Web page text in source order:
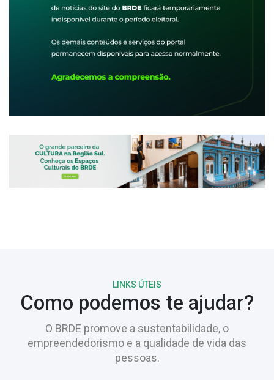
LINKS ÚTEIS
Como podemos te ajudar?
O BRDE promove a sustentabilidade, o
empreendedorismo e a qualidade de vida das
pessoas.